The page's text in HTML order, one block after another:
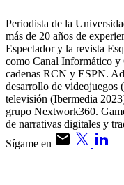
Periodista de la
más de 20 años de
Espectador y la revista
como Canal Informático y
cadenas RCN y ESPN.
desarrollo de
televisión (Ibermedia
grupo Nextwork360.
de narrativas digitales y
Sígame en